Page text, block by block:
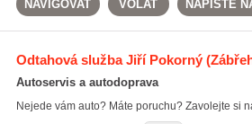
NAVIGOVAT VOLAT NAPIŠTE
Odtahová služba Jiří Pokorný
Autoservis a autodoprava
Nejede vám auto? Máte poruchu? Zavolejte si